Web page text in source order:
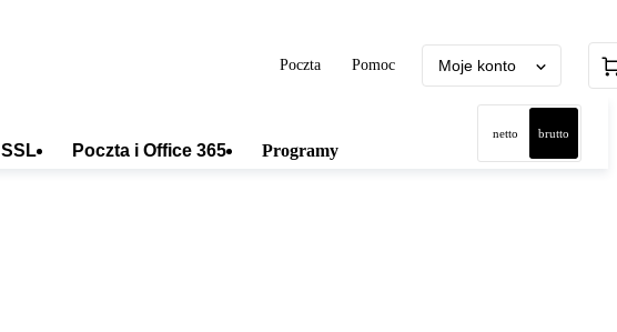
Poczta Pomoc Moje konto
SSL Poczta i Office 365 Programy
netto brutto